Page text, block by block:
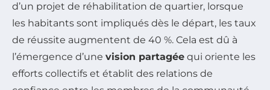
d’un projet de réhabilitation de quartier, lorsque
les habitants sont impliqués dès le départ, les taux
de réussite augmentent de 40 %. Cela est dû à
l’émergence d’une vision partagée qui oriente les
efforts collectifs et établit des relations de